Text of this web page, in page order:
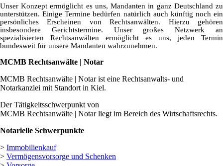
Unser Konzept ermöglicht es uns, Mandanten in ganz Deutschland zu
unterstützen. Einige Termine bedürfen natürlich auch künftig noch ein
persönliches Erscheinen von Rechtsanwälten. Hierzu gehören
insbesondere Gerichtstermine. Unser großes Netzwerk an
spezialisierten Rechtsanwälten ermöglicht es uns, jeden Termin
bundesweit für unsere Mandanten wahrzunehmen.
MCMB Rechtsanwälte | Notar
MCMB Rechtsanwälte | Notar ist eine Rechtsanwalts- und
Notarkanzlei mit Standort in Kiel.
Der Tätigkeitsschwerpunkt von
MCMB Rechtsanwälte | Notar liegt im Bereich des Wirtschaftsrechts.
Notarielle Schwerpunkte
> Immobilienkauf
> Vermögensvorsorge und Schenken